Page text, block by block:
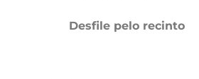
Desfile pelo recinto